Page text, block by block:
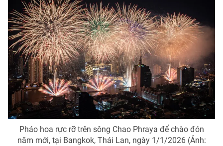
Pháo hoa rực rỡ trên sông Chao Phraya để chào đón
năm mới, tại Bangkok, Thái Lan, ngày 1/1/2026 (Ảnh: